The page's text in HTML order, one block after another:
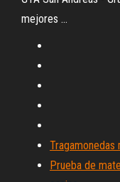
mejores ...
Tragamonedas
Prueba de